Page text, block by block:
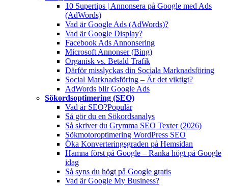
10 Supertips | Annonsera på Google med Ads
(AdWords)
Vad är Google Ads (AdWords)?
Vad är Google Display?
Facebook Ads Annonsering
Microsoft Annonser (Bing)
Organisk vs. Betald Trafik
Därför misslyckas din Sociala Marknadsföring
Social Marknadsföring – Är det viktigt?
AdWords blir Google Ads
Sökordsoptimering (SEO)
Vad är SEO?Populär
Så gör du en Sökordsanalys
Så skriver du Grymma SEO Texter (2026)
Sökmotoroptimering WordPress SEO
Öka Konverteringsgraden på Hemsidan
Hamna först på Google – Ranka högt på Google
idag
Så syns du högt på Google gratis
Vad är Google My Business?